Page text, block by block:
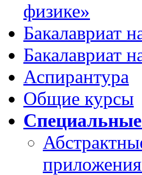
физике»
Бакалавриат
Бакалавриат
Аспирантура
Общие курсы